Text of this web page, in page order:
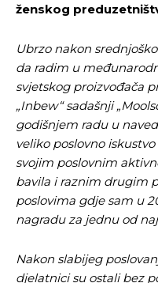
ženskog
Ubrzo nakon
da radim u
svjetskog proizvođača
„Inbew“ sadašnji
godišnjem radu u
veliko poslovno
svojim poslovnim
bavila i raznim drugim
poslovima gdje sam u
nagradu za jednu od
Nakon slabijeg
djelatnici su ostali bez